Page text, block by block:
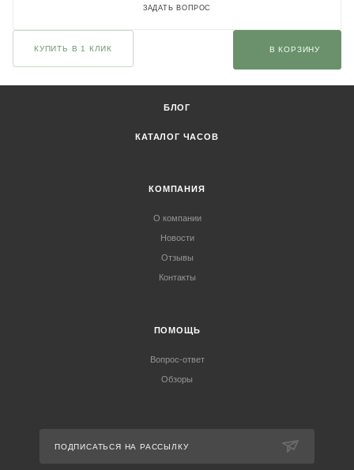
ЗАДАТЬ ВОПРОС
КУПИТЬ В 1 КЛИК В КОРЗИНУ
БЛОГ
КАТАЛОГ ЧАСОВ
КОМПАНИЯ
О компании
Новости
Отзывы
Контакты
ПОМОЩЬ
Вопрос-ответ
Обзоры
ПОДПИСАТЬСЯ НА РАССЫЛКУ